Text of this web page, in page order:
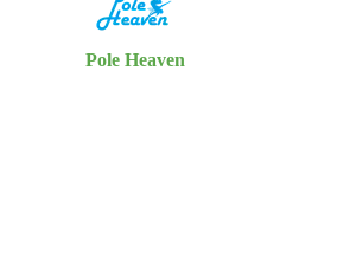
Pole Heaven